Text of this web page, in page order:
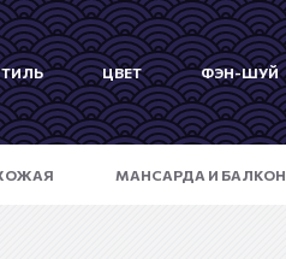
ЦВЕТ ФЭН-ШУЙ
МАНСАРДА И БАЛКОН